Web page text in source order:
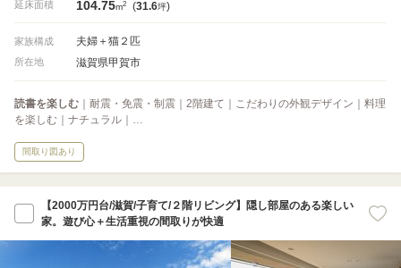
延床面積 104.75m2 (31.6坪)
家族構成 夫婦＋猫２匹
所在地 滋賀県甲賀市
読書を楽しむ ｜耐震・免震・制震｜2階建て｜こだわりの外観デザイン｜料理
を楽しむ｜ナチュラル｜…
間取り図あり
【2000万円台/滋賀/子育て/２階リビング】隠し部屋のある楽しい
家。遊び心＋生活重視の間取りが快適